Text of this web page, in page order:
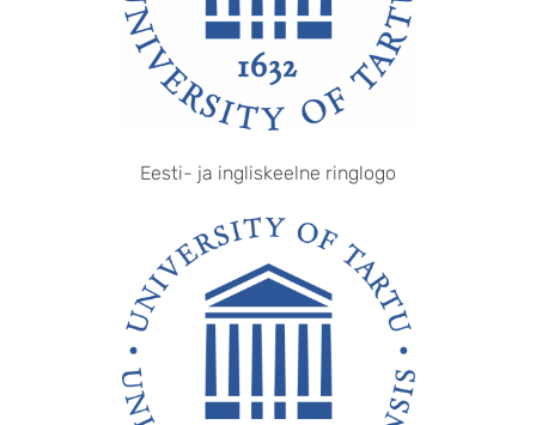
Eesti- ja ingliskeelne ringlogo